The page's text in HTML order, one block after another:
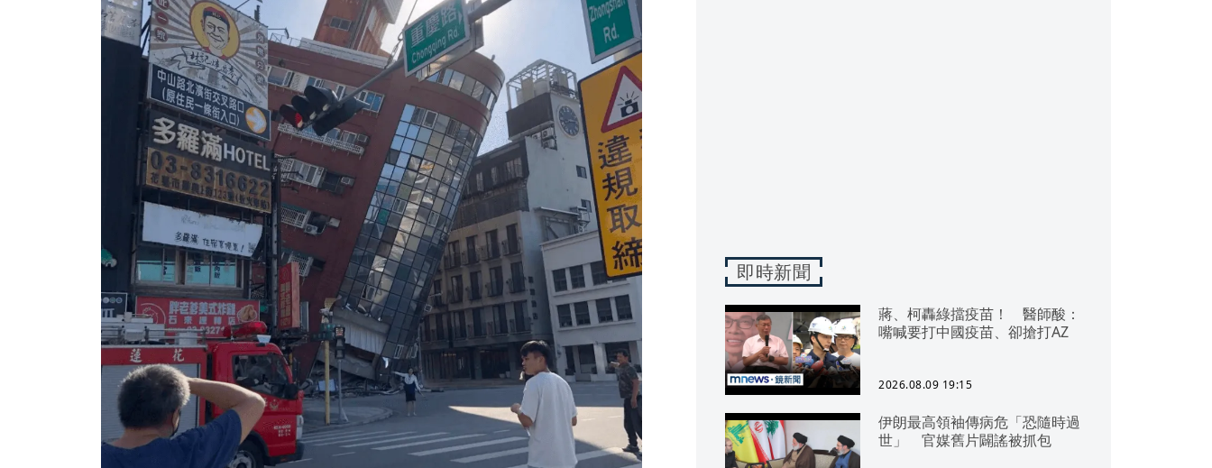
即時新聞
蔣、柯轟綠擋疫苗！ 醫師酸：
嘴喊要打中國疫苗、卻搶打AZ
2026.08.09 19:15
伊朗最高領袖傳病危「恐隨時過
世」 官媒舊片闢謠被抓包